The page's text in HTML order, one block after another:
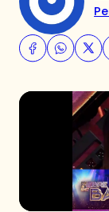
Club De
Contigo
Plan
El Tiempo
Sabingo